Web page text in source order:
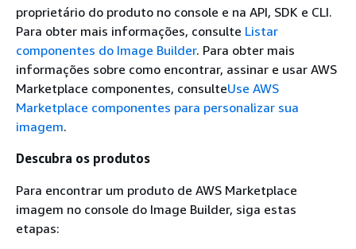
proprietário do produto no console e na API, SDK e CLI.
Para obter mais informações, consulte Listar
componentes do Image Builder. Para obter mais
informações sobre como encontrar, assinar e usar AWS
Marketplace componentes, consulteUse AWS
Marketplace componentes para personalizar sua
imagem.
Descubra os produtos
Para encontrar um produto de AWS Marketplace
imagem no console do Image Builder, siga estas
etapas: